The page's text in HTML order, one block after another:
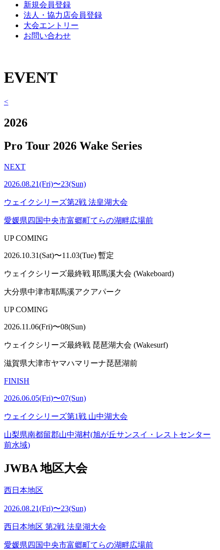
新規会員登録
法人・協力店会員登録
大会エントリー
お問い合わせ
EVENT
<
2026
Pro Tour 2026 Wake Series
NEXT
2026.08.21(Fri)〜23(Sun)
ウェイクシリーズ第2戦 法皇湖大会
愛媛県四国中央市富郷町てらの湖畔広場前
UP COMING
2026.10.31(Sat)〜11.03(Tue) 暫定
ウェイクシリーズ最終戦 耶馬溪大会 (Wakeboard)
大分県中津市耶馬溪アクアパーク
UP COMING
2026.11.06(Fri)〜08(Sun)
ウェイクシリーズ最終戦 琵琶湖大会 (Wakesurf)
滋賀県大津市ヤマハマリーナ琵琶湖前
FINISH
2026.06.05(Fri)〜07(Sun)
ウェイクシリーズ第1戦 山中湖大会
山梨県南都留郡山中湖村(旭が丘サンスイ・レストセンター
前水域)
JWBA 地区大会
西日本地区
2026.08.21(Fri)〜23(Sun)
西日本地区 第2戦 法皇湖大会
愛媛県四国中央市富郷町てらの湖畔広場前